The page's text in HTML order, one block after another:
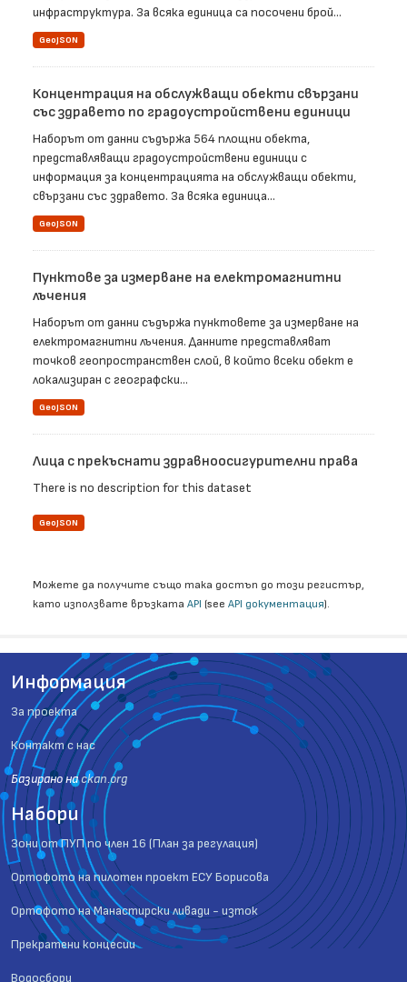
инфраструктура. За всяка единица са посочени брой...
GeoJSON
Концентрация на обслужващи обекти свързани
със здравето по градоустройствени единици
Наборът от данни съдържа 564 площни обекта,
представляващи градоустройствени единици с
информация за концентрацията на обслужващи обекти,
свързани със здравето. За всяка единица...
GeoJSON
Пунктове за измерване на електромагнитни
лъчения
Наборът от данни съдържа пунктовете за измерване на
електромагнитни лъчения. Данните представляват
точков геопространствен слой, в който всеки обект е
локализиран с географски...
GeoJSON
Лица с прекъснати здравноосигурителни права
There is no description for this dataset
GeoJSON
Можете да получите също така достъп до този регистър,
като използвате връзката API (see API документация).
Информация
За проекта
Контакт с нас
Базиранo наckan.org
Набори
Зони от ПУП по член 16 (План за регулация)
Ортофото на пилотен проект ЕСУ Борисова
Ортофото на Манастирски ливади - изток
Прекратени концесии
Водосбори